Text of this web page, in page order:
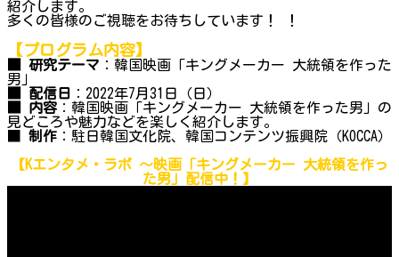
紹介します。
多くの皆様のご視聴をお待ちしています！ ！
【プログラム内容】
■ 研究テーマ ：韓国映画「キングメーカー 大統領を作った
男」
■ 配信日
：2022年7月31日（日）
■ 内容 ：韓国映画「キングメーカー 大統領を作った男」の
見どころや魅力などを楽しく紹介します。
制作 ：駐日韓国文化院、韓国コンテンツ振興院（KOCCA）
【Kエンタメ・ラボ ～映画「キングメーカー 大統領を作っ
た男」 配信中！】